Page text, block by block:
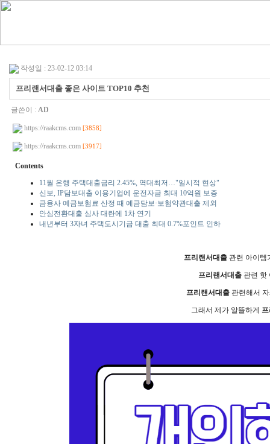
작성일 : 23-02-12 03:14
프리랜서대출 좋은 사이트 TOP10 추천
글쓴이 : AD
https://raakcms.com [3858]
https://raakcms.com [3917]
Contents
11월 은행 주택대출금리 2.45%, 역대최저…"일시적 현상"
신보, IP담보대출 이용기업에 운전자금 최대 10억원 보증
금융사 예금보험료 산정 때 예금담보·보험약관대출 제외
안심전환대출 심사 대란에 1차 연기
내년부터 3자녀 주택도시기금 대출 최대 0.7%포인트 인하
프리랜서대출관련 아이템
프리랜서대출관련 핫
프리랜서대출관련해서 자
그래서 제가 알뜰하게